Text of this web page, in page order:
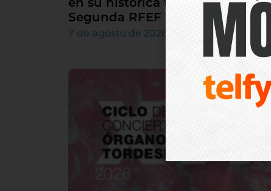
Segunda RFEF
7 de agosto de 2026